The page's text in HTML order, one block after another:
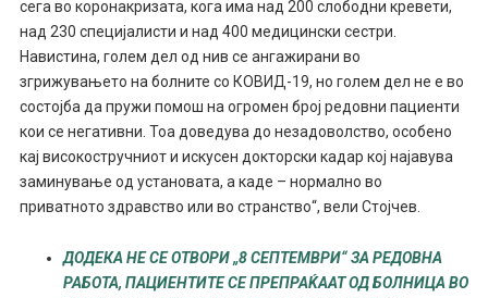
сега во коронакризата, кога има над 200 слободни кревети,
над 230 специјалисти и над 400 медицински сестри.
Навистина, голем дел од нив се ангажирани во
згрижувањето на болните со КОВИД-19, но голем дел не е во
состојба да пружи помош на огромен број редовни пациенти
кои се негативни. Тоа доведува до незадоволство, особено
кај високостручниот и искусен докторски кадар кој најавува
заминување од установата, а каде – нормално во
приватното здравство или во странство“, вели Стојчев.
ДОДЕКА НЕ СЕ ОТВОРИ „8 СЕПТЕМВРИ“ ЗА РЕДОВНА
РАБОТА, ПАЦИЕНТИТЕ СЕ ПРЕПРАЌААТ ОД БОЛНИЦА ВО